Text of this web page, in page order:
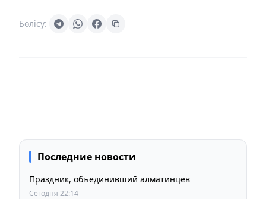
Бөлісу:
Последние новости
Праздник, объединивший алматинцев
Сегодня 22:14